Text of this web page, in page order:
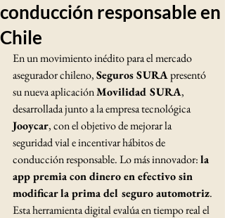
conducción responsable en
Chile
En un movimiento inédito para el mercado
asegurador chileno, Seguros SURA presentó
su nueva aplicación Movilidad SURA,
desarrollada junto a la empresa tecnológica
Jooycar, con el objetivo de mejorar la
seguridad vial e incentivar hábitos de
conducción responsable. Lo más innovador: la
app premia con dinero en efectivo sin
modificar la prima del seguro automotriz.
Esta herramienta digital evalúa en tiempo real el